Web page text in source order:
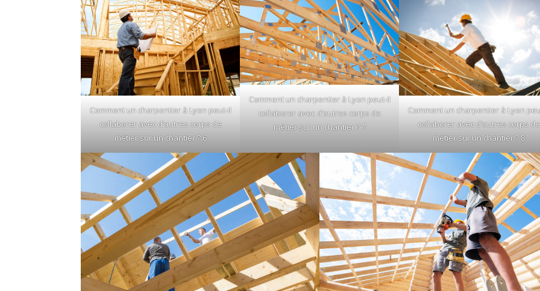
Comment un charpentier à Lyon peut-il
collaborer avec d’autres corps de
métier sur un chantier ? 6
Comment un charpentier à Lyon peut-il
collaborer avec d’autres corps de
métier sur un chantier ? 7
Comment un charpentier à Lyon
collaborer avec d’autres corps de
métier sur un chantier ? 8